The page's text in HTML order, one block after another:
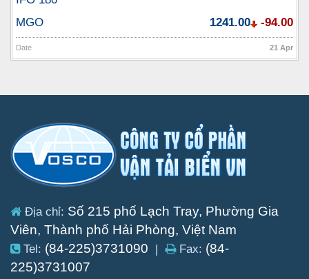
MGO
1241.00 -94.00
Date 21 Apr
Địa chỉ: Số 215 phố Lạch Tray, Phường Gia
Viên, Thành phố Hải Phòng, Việt Nam
Tel: (84-225)3731090 | Fax: (84-
225)3731007